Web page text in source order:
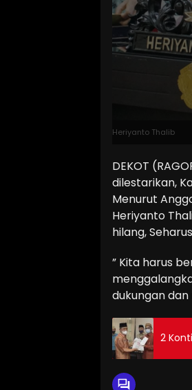
Heriyanto Thalib
DEKOT
dilestarikan,
Menurut
Heriyanto
hilang,
” Kita harus
dukungan
2